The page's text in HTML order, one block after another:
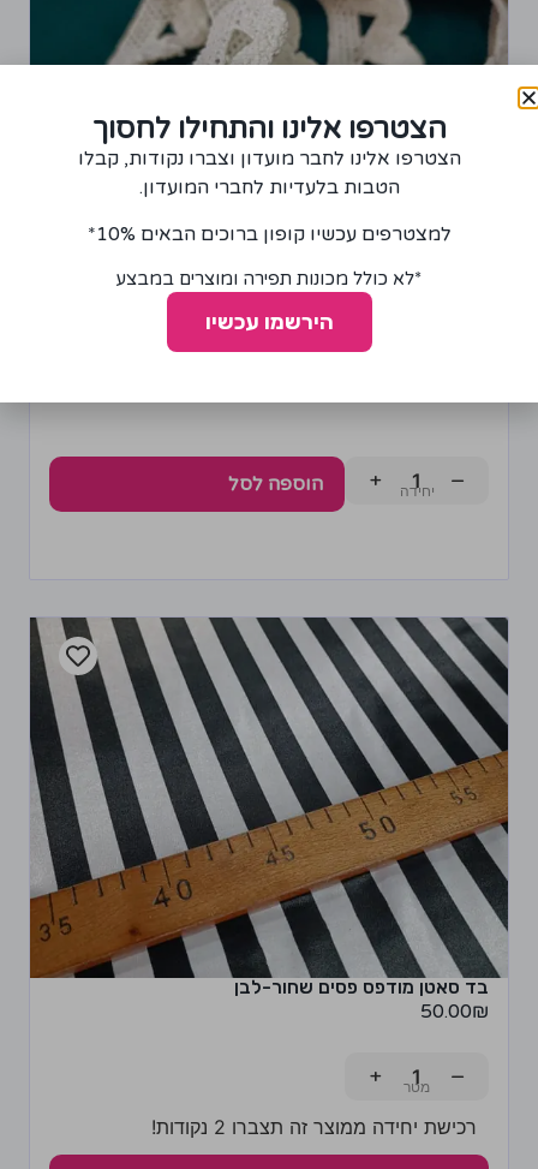
סרט קרושה 3 ס"מ צבע טבעי
−
+ הוספה לסל
בד סאטן מודפס פסים שחור-לבן
50.00₪
−
+
רכישת יחידה ממוצר זה תצברו 2 נקודות!
הצטרפו אלינו והתחילו לחסוך
הצטרפו אלינו לחבר מועדון וצברו נקודות, קבלו
הטבות בלעדיות לחברי המועדון.
למצטרפים עכשיו קופון ברוכים הבאים 10%*
*לא כולל מכונות תפירה ומוצרים במבצע
הירשמו עכשיו